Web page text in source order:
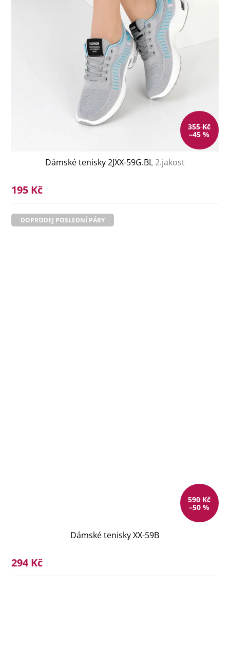
355 Kč
–45 %
Dámské tenisky 2JXX-59G.BL2.jakost
195 Kč
DOPRODEJ POSLEDNÍ PÁRY
590 Kč
–50 %
Dámské tenisky XX-59B
294 Kč